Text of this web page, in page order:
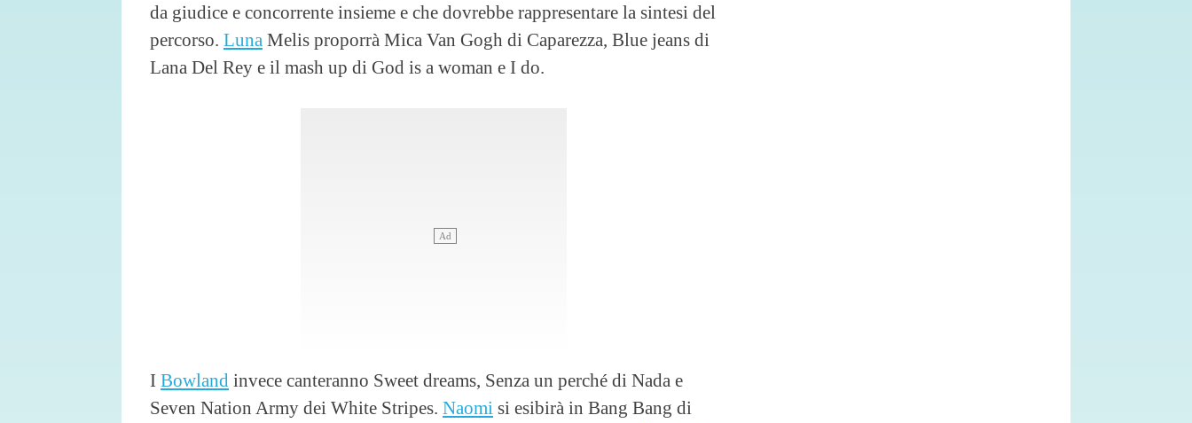
da giudice e concorrente insieme e che dovrebbe rappresentare la sintesi del
percorso. Luna Melis proporrà Mica Van Gogh di Caparezza, Blue jeans di
Lana Del Rey e il mash up di God is a woman e I do.
I Bowland invece canteranno Sweet dreams, Senza un perché di Nada e
Seven Nation Army dei White Stripes. Naomi si esibirà in Bang Bang di